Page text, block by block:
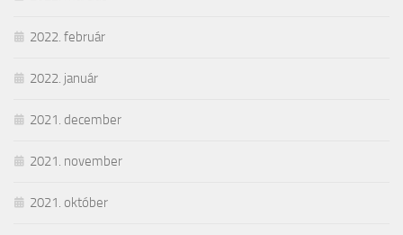
2022. február
2022. január
2021. december
2021. november
2021. október